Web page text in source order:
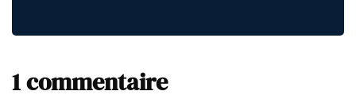
1 commentaire